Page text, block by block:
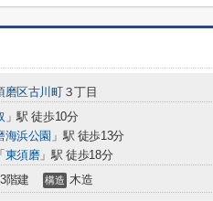
磨区古川町３丁目
」駅 徒歩10分
海浜公園 」駅 徒歩13分
「 東須磨」駅 徒歩18分
3階建 構造 木造